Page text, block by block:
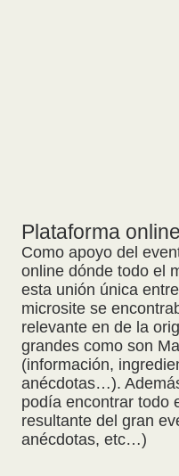
Plataforma online
Como apoyo del
online dónde todo el
esta unión única
microsite se
relevante en de la
grandes como son
(información,
anécdotas…).
podía encontrar todo
resultante del gran
anécdotas, etc…)